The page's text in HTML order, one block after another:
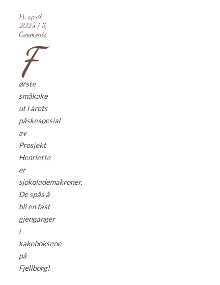
14. april
2025 / 3
Comments
F
ørste
småkake
ut i årets
påskespesial
av
Prosjekt
Henriette
er
sjokolademakroner.
De spås å
bli en fast
gjenganger
i
kakeboksene
på
Fjellborg!